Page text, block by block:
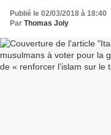
territoire »
Publié le 02/03/2018 à 18:40
Par Thomas Joly